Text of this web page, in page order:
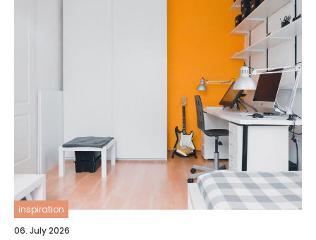
inspiration
06. July 2026